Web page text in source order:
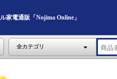
家電通販「Nojima Online」
全カテゴリ